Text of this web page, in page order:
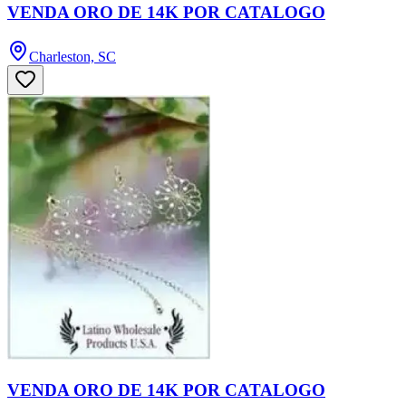
VENDA ORO DE 14K POR CATALOGO
Charleston, SC
VENDA ORO DE 14K POR CATALOGO